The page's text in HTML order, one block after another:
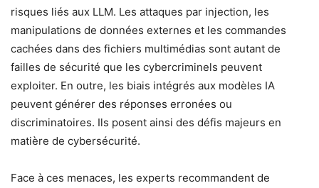
risques liés aux LLM. Les attaques par injection, les
manipulations de données externes et les commandes
cachées dans des fichiers multimédias sont autant de
failles de sécurité que les cybercriminels peuvent
exploiter. En outre, les biais intégrés aux modèles IA
peuvent générer des réponses erronées ou
discriminatoires. Ils posent ainsi des défis majeurs en
matière de cybersécurité.
Face à ces menaces, les experts recommandent de